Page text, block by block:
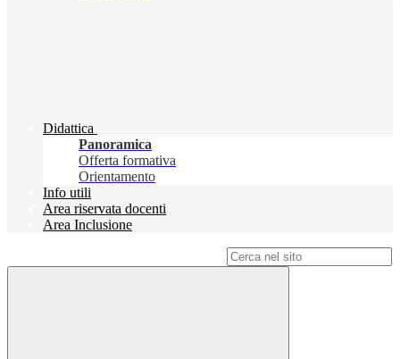
Didattica
Panoramica
Offerta formativa
Orientamento
Info utili
Area riservata docenti
Area Inclusione